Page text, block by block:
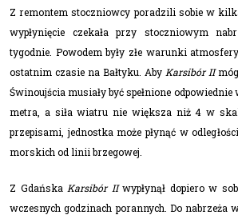
Z remontem stoczniowcy poradzili sobie w
wypłynięcie czekała przy stoczniowym
tygodnie. Powodem były złe warunki
ostatnim czasie na Bałtyku. Aby Karsibór II
Świnoujścia musiały być spełnione
metra, a siła wiatru nie większa niż 4 w
przepisami, jednostka może płynąć w
morskich od linii brzegowej.
Z Gdańska Karsibór IIwypłynął dopiero w
wczesnych godzinach porannych. Do nabrzeża